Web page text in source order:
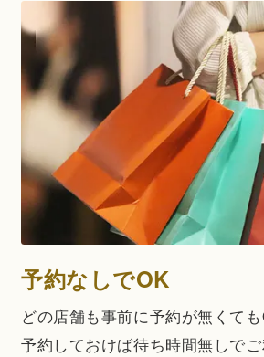
予約なしでOK
どの店舗も事前に予約が無くて
予約しておけば待ち時間無しでご